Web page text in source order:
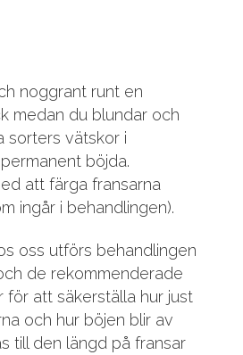
noggrant runt en
medan du blundar och
sorters vätskor i
böjda.
att färga fransarna
ingår i behandlingen).
oss utförs behandlingen
de rekommenderade
för att säkerställa hur just
och hur böjen blir av
till den längd på fransar